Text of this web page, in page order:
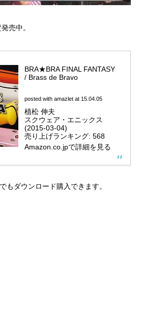
売中。
BRA★BRA FINAL FANTASY
/ Brass de Bravo
posted with amazlet at 15.04.05
植松 伸夫
スクウェア・エニックス
(2015-03-04)
売り上げランキング: 568
Amazon.co.jpで詳細を見る
もダウンロード購入できます。